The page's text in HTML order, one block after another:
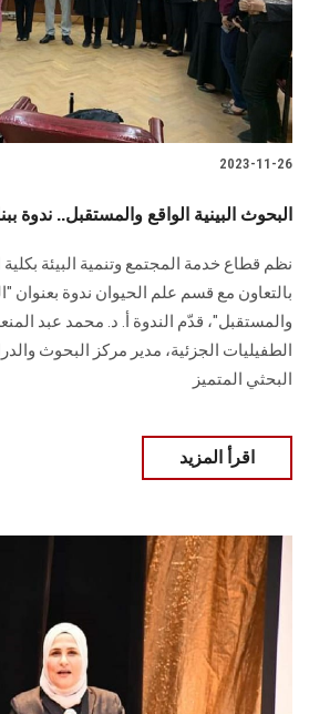
2023-11-26
البحوث البينية الواقع والمستقبل..
نظم قطاع خدمة المجتمع وتنمية البيئة
بالتعاون مع قسم علم الحيوان ندوة بعنوان
والمستقبل"، قدّم الندوة أ. د. محمد عبد
الطفيليات الجزئية، مدير مركز البحوث
البحثي المتميز
اقرأ المزيد